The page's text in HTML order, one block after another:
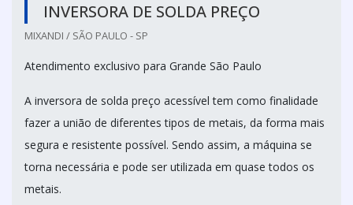
INVERSORA DE SOLDA PREÇO
MIXANDI / SÃO PAULO - SP
Atendimento exclusivo para Grande São Paulo
A inversora de solda preço acessível tem como finalidade
fazer a união de diferentes tipos de metais, da forma mais
segura e resistente possível. Sendo assim, a máquina se
torna necessária e pode ser utilizada em quase todos os
metais.